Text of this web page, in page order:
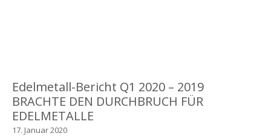
Edelmetall-Bericht Q1 2020 – 2019
BRACHTE DEN DURCHBRUCH FÜR
EDELMETALLE
17. Januar 2020